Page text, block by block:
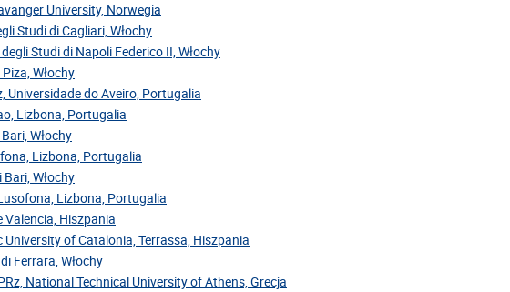
University, Norwegia
Studi di Cagliari, Włochy
Studi di Napoli Federico II, Włochy
Włochy
Universidade do Aveiro, Portugalia
Lizbona, Portugalia
Włochy
Lizbona, Portugalia
Włochy
Lizbona, Portugalia
Valencia, Hiszpania
of Catalonia, Terrassa, Hiszpania
Ferrara, Włochy
National Technical University of Athens, Grecja